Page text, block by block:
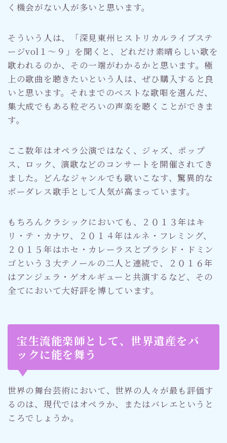
く機会がない人が多いと思います。
そういう人は、「深見東州ヒストリカルライブステ
ージvol１～９」を聞くと、どれだけ素晴らしい歌を
歌われるのか、その一端がわかるかと思います。極
上の歌曲を聴きたいという人は、ぜひ購入すると良
いと思います。それまでのベストな歌唱を選んだ、
集大成でもある粒ぞろいの声楽を聴くことができま
す。
ここ数年はオペラ公演ではなく、ジャズ、ポップ
ス、ロック、演歌などのコンサートを開催されてき
ました。どんなジャンルでも歌いこなす、驚異的な
ボーダレス歌手として人気が高まっています。
もちろんクラシックにおいても、２０１３年はキ
リ・テ・カナワ、２０１４年はルネ・フレミング、
２０１５年はホセ・カレーラスとプラシド・ドミン
ゴという３大テノールの二人と連続で、２０１６年
はアンジェラ・ゲオルギューと共演するなど、その
全てにおいて大好評を博しています。
宝生流能楽師として、世界遺産をバ
ックに能を舞う
世界の舞台芸術において、世界の人々が最も評価す
るのは、現代ではオペラか、またはバレエというと
ころでしょうか。